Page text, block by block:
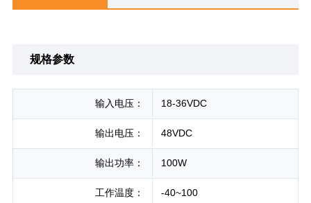
规格参数
输入电压： 18-36VDC
输出电压： 48VDC
输出功率： 100W
工作温度： -40~100